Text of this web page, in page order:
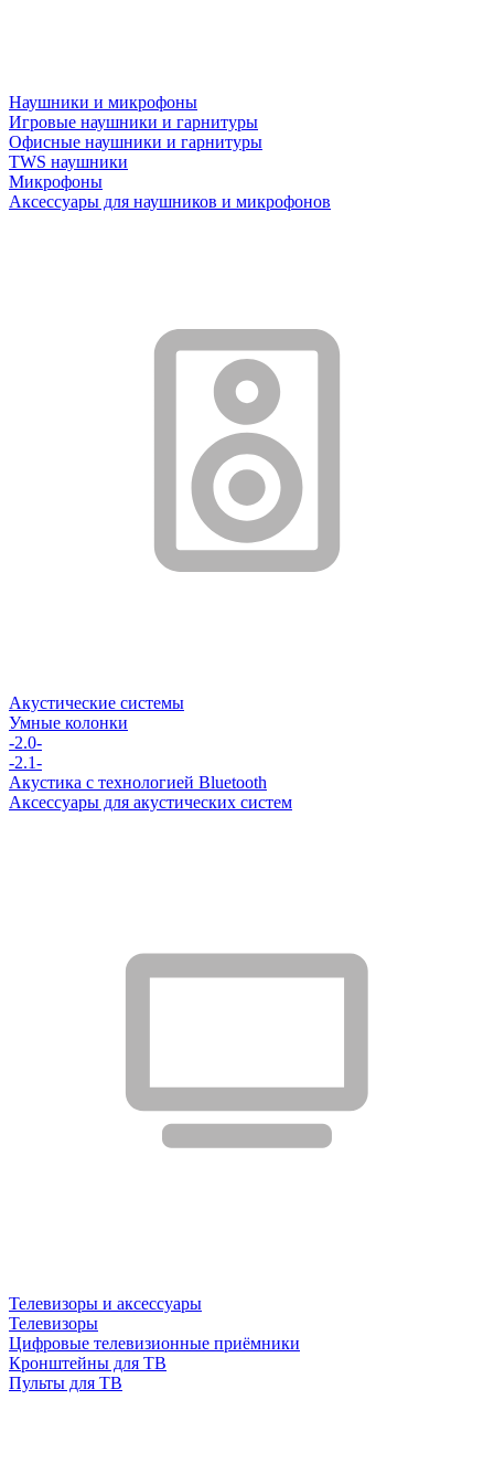
Наушники и микрофоны
Игровые наушники и гарнитуры
Офисные наушники и гарнитуры
TWS наушники
Микрофоны
Аксессуары для наушников и микрофонов
Акустические системы
Умные колонки
-2.0-
-2.1-
Акустика с технологией Bluetooth
Аксессуары для акустических систем
Телевизоры и аксессуары
Телевизоры
Цифровые телевизионные приёмники
Кронштейны для ТВ
Пульты для ТВ